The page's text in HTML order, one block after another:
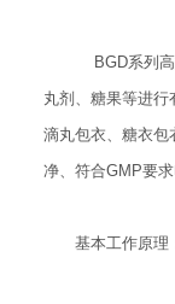
BGD系列高
丸剂、糖果等进行
滴丸包衣、糖衣包
净、符合GMP要求
基本工作原理